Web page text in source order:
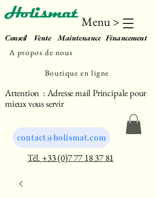
Menu >
Holismat
A propos de nous
Conseil Vente Maintenance Financement
contact@holismat.com
Tél. +33 (0)7 77 18 37 81
Boutique en ligne
Attention : Adresse mail Principale pour
mieux vous servir